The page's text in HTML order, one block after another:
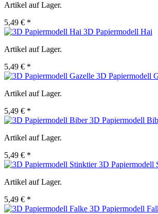
Artikel auf Lager.
5,49 € *
3D Papiermodell Hai
Artikel auf Lager.
5,49 € *
3D Papiermodell
Artikel auf Lager.
5,49 € *
3D Papiermodell
Artikel auf Lager.
5,49 € *
3D Papiermodell
Artikel auf Lager.
5,49 € *
3D Papiermodell